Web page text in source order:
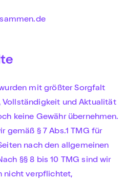
mit größter Sorgfalt
und Aktualität
keine Gewähr übernehmen.
gemäß § 7 Abs.1 TMG für
nach den allgemeinen
§§ 8 bis 10 TMG sind wir
nicht verpflichtet,